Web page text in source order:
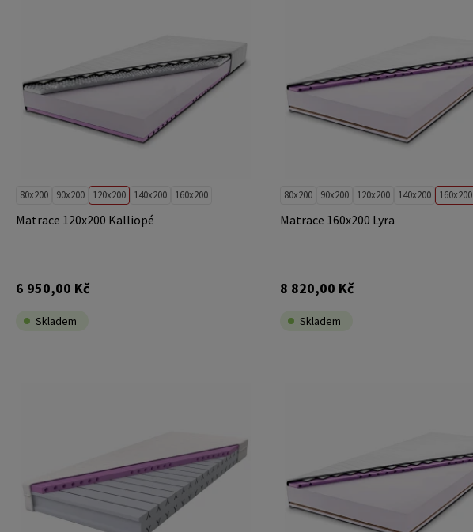
80x200 90x200 120x200 140x200 160x200
Matrace 120x200 Kalliopé
6 950,00 Kč
Skladem
80x200 90x200 120x200 140x200 160x200
Matrace 160x200 Lyra
8 820,00 Kč
Skladem